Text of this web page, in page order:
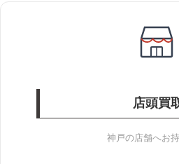
店頭買
神戸の店舗へお